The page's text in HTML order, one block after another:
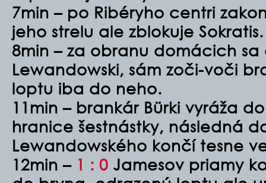
7min – po Ribéryho centri
jeho strelu ale zblokuje Sokratis.
8min – za obranu domácich
Lewandowski, sám zoči-voči
loptu iba do neho.
11min – brankár Bürki vyráža
hranice šestnástky, následná
Lewandowského končí tesne
12min – 1 : 0 Jamesov priamy